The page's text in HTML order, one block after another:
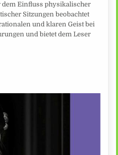
Einfluss physikalischer
Sitzungen beobachtet
und klaren Geist bei
und bietet dem Leser